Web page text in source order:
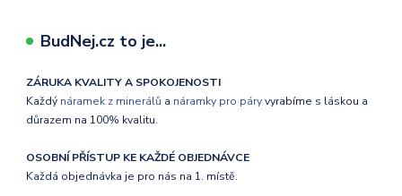
BudNej.cz to je...
ZÁRUKA KVALITY A SPOKOJENOSTI
Každý náramek z minerálů a náramky pro páryvyrabíme s láskou a
důrazem na 100% kvalitu.
OSOBNÍ PŘÍSTUP KE KAŽDÉ OBJEDNÁVCE
Každá objednávka je pro nás na 1. místě.